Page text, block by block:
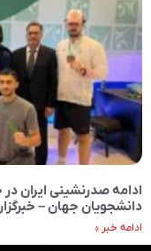
ادامه صدرنشینی ایران
دانشجویان جهان –
ادامه خبر »